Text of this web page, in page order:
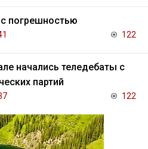
погрешностью
122
начались теледебаты с
партий
122